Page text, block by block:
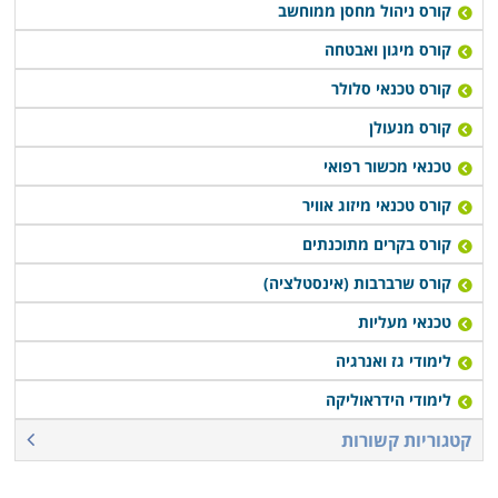
בתחום עם סיום הלימודים, או רכישת יסודות עסקיים
ושיווקיים שיעזרו לבוגרים לנהל עסק עצמאי זעיר.
קורס טכנאי מכשירי חשמל מתקיים במספר מקומות לימוד
ברחבי הארץ: חיפה, תל אביב, רמת גן, נתניה, פתח תקווה,
כפר סבא ובעוד מספר מקומות אחרים, כך שכמעט כל מי
שרוצה ללמוד קורס מבוקש זה יוכל לעשות זאת בנוחות
בקרבת אזור מגוריו.
קורס ניהול מחסן ממוחשב
קורס מיגון ואבטחה
קורס טכנאי סלולר
קורס מנעולן
טכנאי מכשור רפואי
קורס טכנאי מיזוג אוויר
קורס בקרים מתוכנתים
קורס שרברבות (אינסטלציה)
טכנאי מעליות
לימודי גז ואנרגיה
לימודי הידראוליקה
קטגוריות קשורות